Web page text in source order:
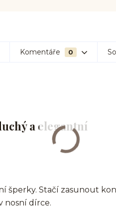
Komentáře 0
a elegantní
šperky. Stačí zasunout
nosní dírce.